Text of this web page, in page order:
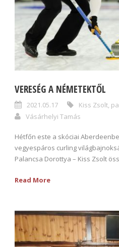
VERESÉG A NÉMETEKTŐL
2021.05.17 Kiss Zsolt,
Vásárhelyi Tamás
Hétfőn este a skóciai
vegyespáros curling
Palancsa Dorottya – Kiss Zsolt
Read More